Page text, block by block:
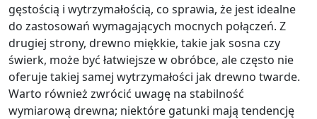
gęstością i wytrzymałością, co sprawia, że jest idealne
do zastosowań wymagających mocnych połączeń. Z
drugiej strony, drewno miękkie, takie jak sosna czy
świerk, może być łatwiejsze w obróbce, ale często nie
oferuje takiej samej wytrzymałości jak drewno twarde.
Warto również zwrócić uwagę na stabilność
wymiarową drewna; niektóre gatunki mają tendencję